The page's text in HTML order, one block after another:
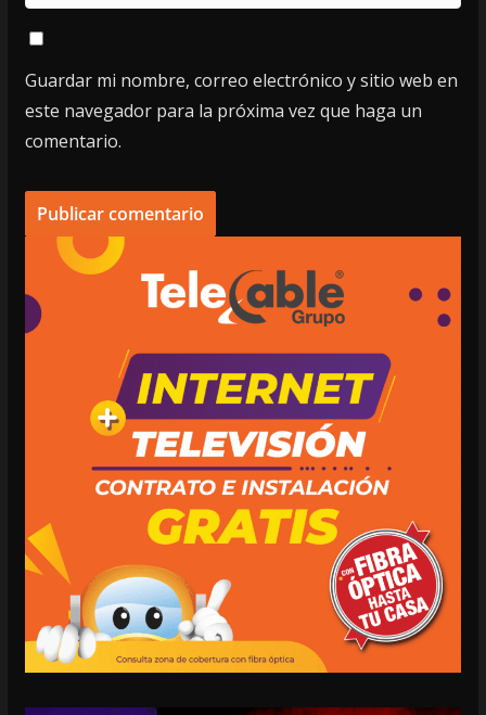
Guardar mi nombre, correo electrónico y sitio web en
este navegador para la próxima vez que haga un
comentario.